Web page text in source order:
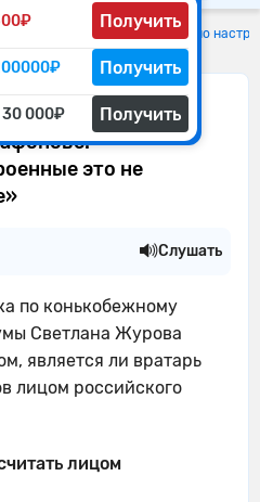
Получить
Получить
30 000₽ Получить
о Сафонове: «Патриотично
это не
Слушать
по конькобежному
Светлана Журова
является ли вратарь
лицом российского
лицом